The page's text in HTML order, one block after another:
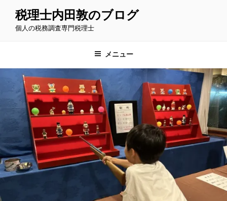
税理士内田敦のブログ
個人の税務調査専門税理士
メニュー